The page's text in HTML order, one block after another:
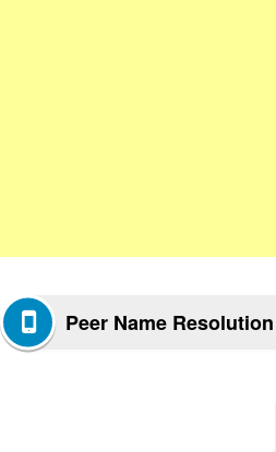
Peer Name